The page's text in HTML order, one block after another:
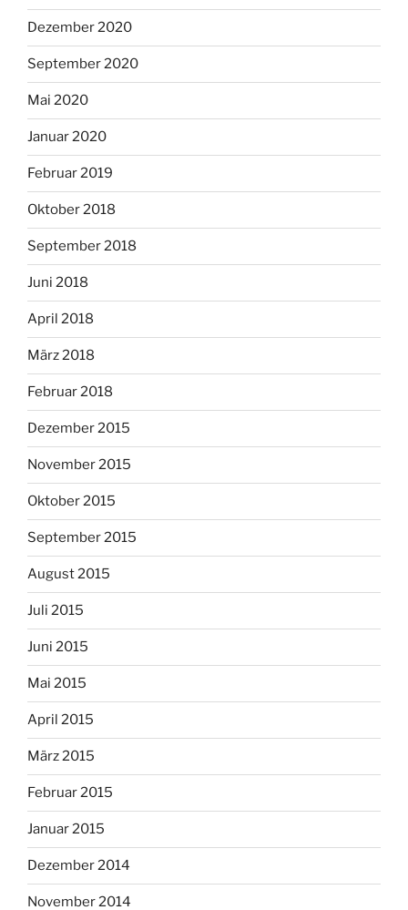
Dezember 2020
September 2020
Mai 2020
Januar 2020
Februar 2019
Oktober 2018
September 2018
Juni 2018
April 2018
März 2018
Februar 2018
Dezember 2015
November 2015
Oktober 2015
September 2015
August 2015
Juli 2015
Juni 2015
Mai 2015
April 2015
März 2015
Februar 2015
Januar 2015
Dezember 2014
November 2014